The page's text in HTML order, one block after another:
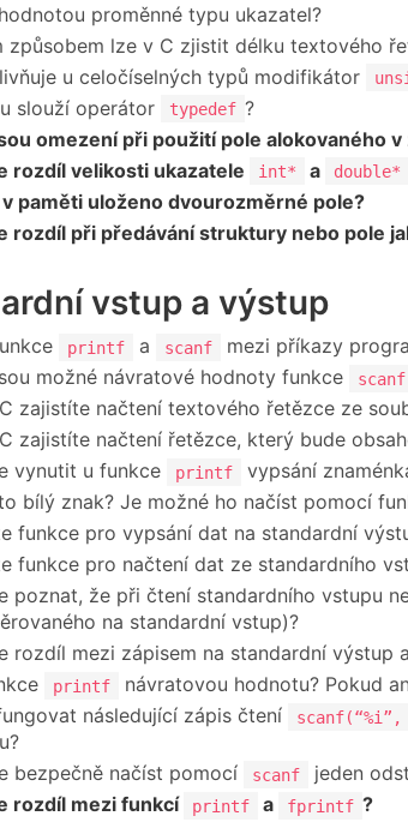
proměnné typu ukazatel?
způsobem lze v C zjistit délku textového
u celočíselných typů modifikátor
slouží operátor
typedef ?
omezení při použití pole alokovaného v
rozdíl velikosti ukazatele
int* a double*
paměti uloženo dvourozměrné pole?
rozdíl při předávání struktury nebo pole
vstup a výstup
printf a scanf
mezi příkazy
možné návratové hodnoty funkce
scanf
zajistíte načtení textového řetězce ze
zajistíte načtení řetězce, který bude
vynutit u funkce
printf
vypsání
bílý znak? Je možné ho načíst pomocí
funkce pro vypsání dat na standardní
funkce pro načtení dat ze standardního
poznat, že při čtení standardního vstupu
na standardní vstup)?
rozdíl mezi zápisem na standardní výstup
printf
návratovou hodnotu? Pokud
následující zápis čtení
scanf(“%i”,
bezpečně načíst pomocí
scanf
jeden
rozdíl mezi funkcí
printf a fprintf ?